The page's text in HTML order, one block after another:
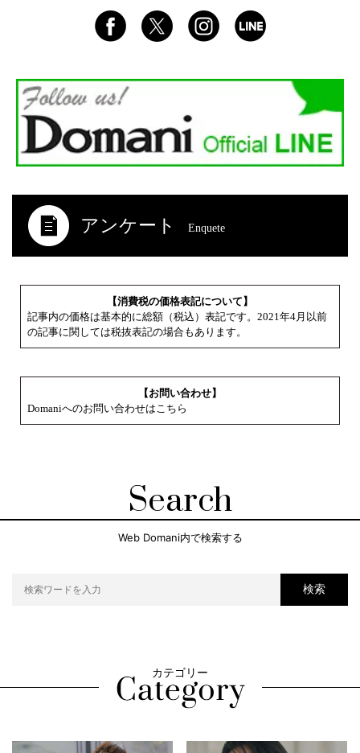
アンケート Enquete
【消費税の価格表記について】
記事内の価格は基本的に総額（税込）表記です。2021年4月以前
の記事に関しては税抜表記の場合もあります。
【お問い合わせ】
Domaniへのお問い合わせはこちら
Search
Web Domani内で検索する
検索
カテゴリー